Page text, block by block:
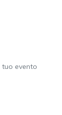
tuo evento